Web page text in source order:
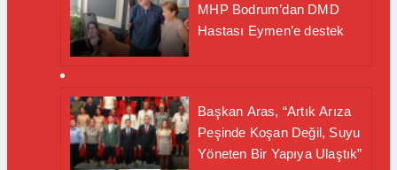
MHP Bodrum’dan DMD
Hastası Eymen’e destek
Başkan Aras, “Artık Arıza
Peşinde Koşan Değil, Suyu
Yöneten Bir Yapıya Ulaştık”